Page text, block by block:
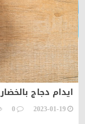
ايدام دجاج بالخضار
2023-01-19
0